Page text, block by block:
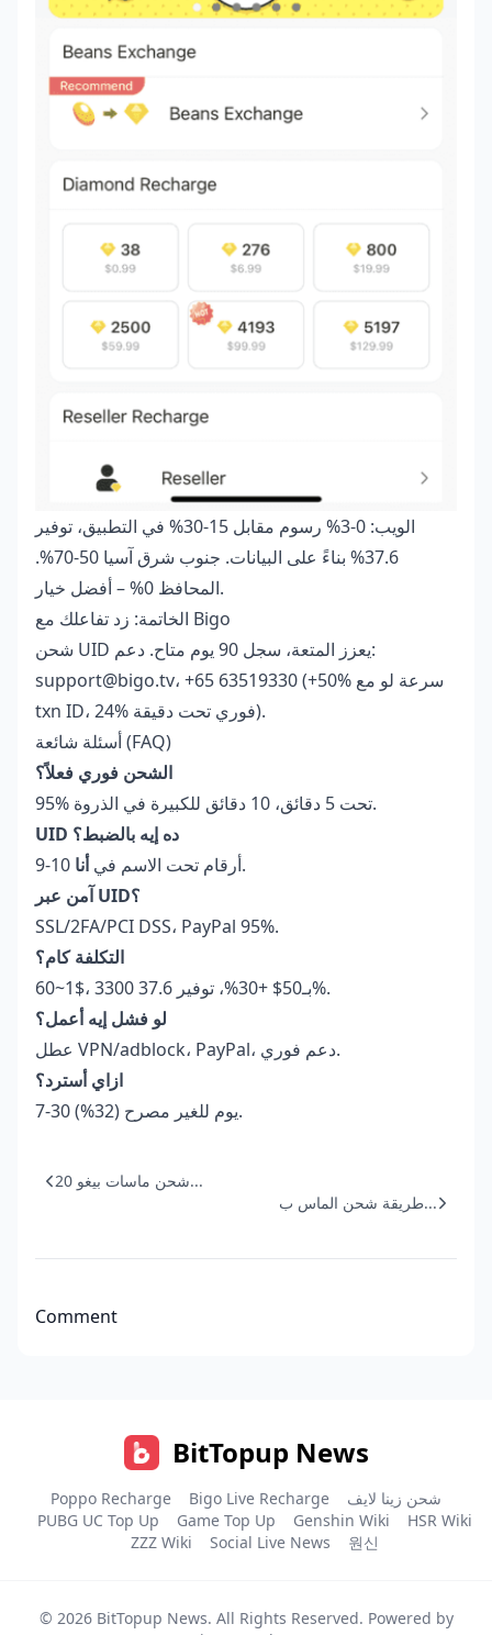
الويب: 0-3% رسوم مقابل 15-30% في التطبيق، توفير
37.6% بناءً على البيانات. جنوب شرق آسيا 50-70%.
المحافظ 0% – أفضل خيار.
الخاتمة: زد تفاعلك مع Bigo
شحن UID يعزز المتعة، سجل 90 يوم متاح. دعم:
support@bigo.tv، +65 63519330 (+50% سرعة لو مع
txn ID، 24% فوري تحت دقيقة).
أسئلة شائعة (FAQ)
الشحن فوري فعلاً؟
95% تحت 5 دقائق، 10 دقائق للكبيرة في الذروة.
UID ده إيه بالضبط؟
9-10 أرقام تحت الاسم فيأنا
.
آمن عبر UID؟
SSL/2FA/PCI DSS، PayPal 95%.
التكلفة كام؟
60~1$، 3300 بـ50$ +30%، توفير 37.6%.
لو فشل إيه أعمل؟
عطل VPN/adblock، PayPal، دعم فوري.
ازاي أسترد؟
7-30 يوم للغير مصرح (32%).
شحن ماسات بيغو 20...
طريقة شحن الماس ب...
Comment
BitTopup News
Poppo Recharge Bigo Live Recharge
شحن زينا لايف
PUBG UC Top Up
Game Top Up Genshin Wiki
HSR Wiki
ZZZ Wiki
Social Live News 원신
© 2026 BitTopup News. All Rights Reserved. Powered by